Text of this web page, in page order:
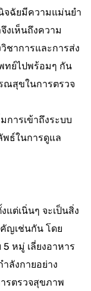
จฉัยมีความแม่นยำ
งเห็นถึงความ
าการและการส่ง
ทย์ไปพร้อมๆ กัน
ณสุขในการตรวจ
การเข้าถึงระบบ
พธ์ในการดูแล
แต่เนิ่นๆ จะเป็นสิ่ง
ญเช่นกัน โดย
หมู่ เลี่ยงอาหาร
ลังกายอย่าง
รตรวจสุขภาพ